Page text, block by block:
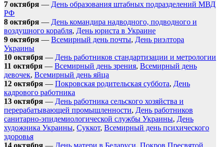
7 октября — День образования штабных подразделений МВД
РФ
8 октября — День командира надводного, подводного и
воздушного корабля, День юриста в Украине
9 октября — Всемирный день почты, День риэлтора
Украины
10 октября — День работников стандартизации и метрологии
11 октября — Всемирный день зрения, Всемирный день
девочек, Всемирный день яйца
12 октября — Покровская родительская суббота, День
кадрового работника
13 октября — День работника сельского хозяйства и
перерабатывающей промышленности, День работников
санитарно-эпидемиологической службы Украины, День
художника Украины, Суккот, Всемирный день психического
здоровья